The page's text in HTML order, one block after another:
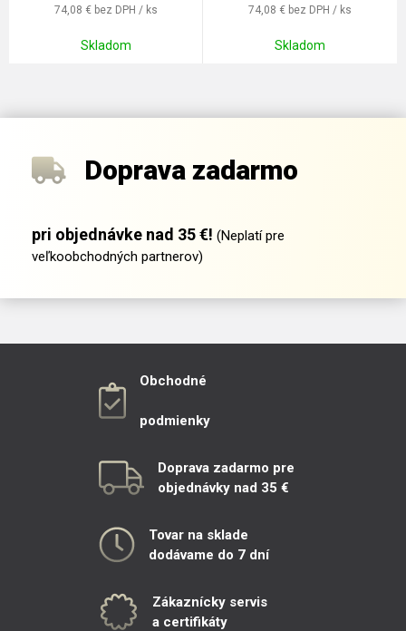
74,08 € bez DPH / ks
Skladom
74,08 € bez DPH / ks
Skladom
Doprava zadarmo
pri objednávke nad 35 €! (Neplatí pre
veľkoobchodných partnerov)
Obchodné
podmienky
Doprava zadarmo pre
objednávky nad 35 €
Tovar na sklade
dodávame do 7 dní
Zákaznícky servis
a certifikáty